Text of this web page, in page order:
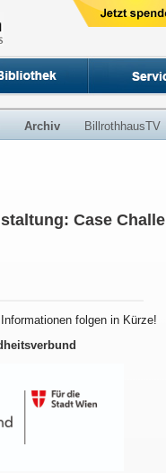
Archiv BillrothhausTV
Case
folgen in Kürze!